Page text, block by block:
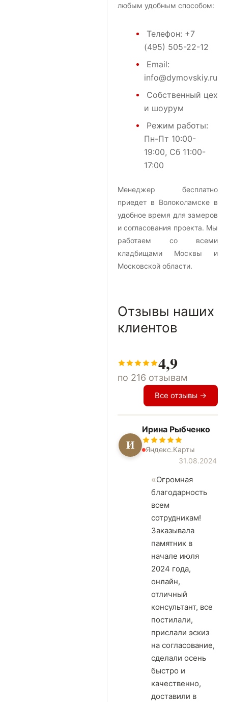
любым удобным способом:
Телефон: +7
(495) 505-22-12
Email:
info@dymovskiy.ru
Собственный цех
и шоурум
Режим работы:
Пн-Пт 10:00-
19:00, Сб 11:00-
17:00
Менеджер бесплатно
приедет в Волоколамске в
удобное время для замеров
и согласования проекта. Мы
работаем со всеми
кладбищами Москвы и
Московской области.
Отзывы наших
клиентов
4,9
по 216 отзывам
Все отзывы →
И
Ирина Рыбченко
Яндекс.Карты
31.08.2024
Огромная
благодарность
всем
сотрудникам!
Заказывала
памятник в
начале июля
2024 года,
онлайн,
отличный
консультант, все
постилали,
прислали эскиз
на согласование,
сделали осень
быстро и
качественно,
доставили в